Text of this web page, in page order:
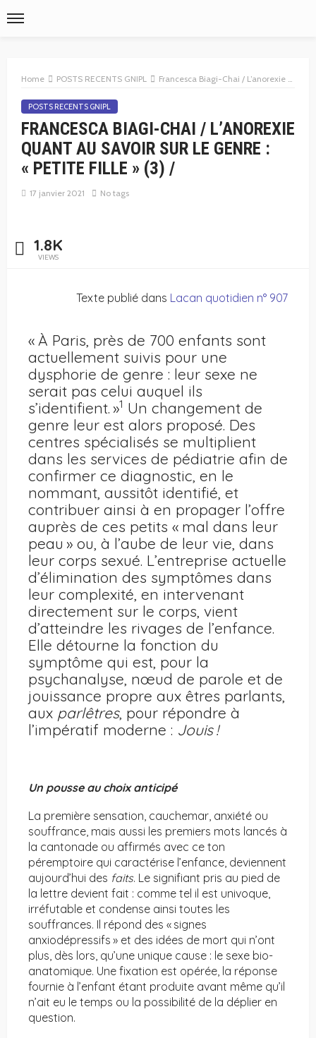
Home POSTS RECENTS GNIPL Francesca Biagi-Chai / L’anorexie quant au savoir sur le genre : « petite fille » (3) /
POSTS RECENTS GNIPL
FRANCESCA BIAGI-CHAI / L’ANOREXIE
QUANT AU SAVOIR SUR LE GENRE :
« PETITE FILLE » (3) /
17 janvier 2021 No tags
1.8K
VIEWS
Texte publié dans Lacan quotidien n° 907
« À Paris, près de 700 enfants sont
actuellement suivis pour une
dysphorie de genre : leur sexe ne
serait pas celui auquel ils
s’identifient. »1 Un changement de
genre leur est alors proposé. Des
centres spécialisés se multiplient
dans les services de pédiatrie afin de
confirmer ce diagnostic, en le
nommant, aussitôt identifié, et
contribuer ainsi à en propager l’offre
auprès de ces petits « mal dans leur
peau » ou, à l’aube de leur vie, dans
leur corps sexué. L’entreprise actuelle
d’élimination des symptômes dans
leur complexité, en intervenant
directement sur le corps, vient
d’atteindre les rivages de l’enfance.
Elle détourne la fonction du
symptôme qui est, pour la
psychanalyse, nœud de parole et de
jouissance propre aux êtres parlants,
aux parlêtres, pour répondre à
l’impératif moderne : Jouis!
Un pousse au choix anticipé
La première sensation, cauchemar, anxiété ou
souffrance, mais aussi les premiers mots lancés à
la cantonade ou affirmés avec ce ton
péremptoire qui caractérise l’enfance, deviennent
aujourd’hui des faits. Le signifiant pris au pied de
la lettre devient fait : comme tel il est univoque,
irréfutable et condense ainsi toutes les
souffrances. Il répond des « signes
anxiodépressifs » et des idées de mort qui n’ont
plus, dès lors, qu’une unique cause : le sexe bio-
anatomique. Une fixation est opérée, la réponse
fournie à l’enfant étant produite avant même qu’il
n’ait eu le temps ou la possibilité de la déplier en
question.